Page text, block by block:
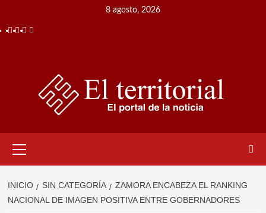
contenido
8 agosto, 2026
Facebook
Instagram
Twitter
Youtube
primario
INICIO SIN CATEGORÍA
ZAMORA ENCABEZA EL RANKING
NACIONAL DE IMAGEN POSITIVA ENTRE GOBERNADORES